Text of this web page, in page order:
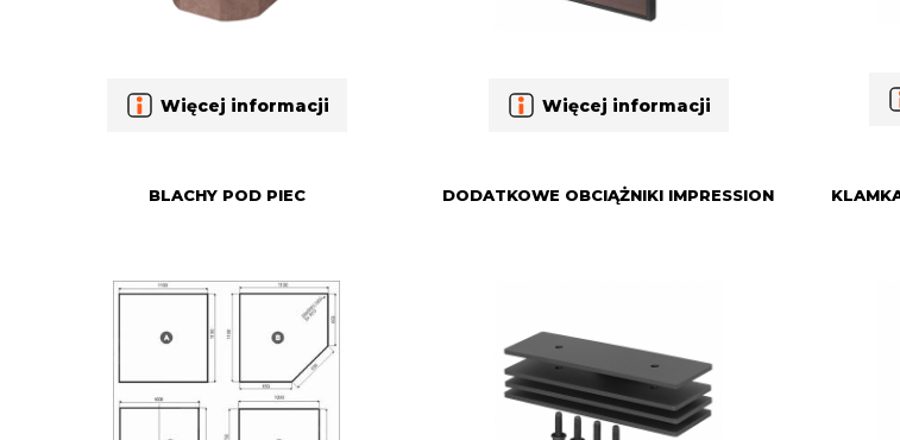
Więcej informacji Więcej informacji
BLACHY POD PIEC DODATKOWE OBCIĄŻNIKI IMPRESSION